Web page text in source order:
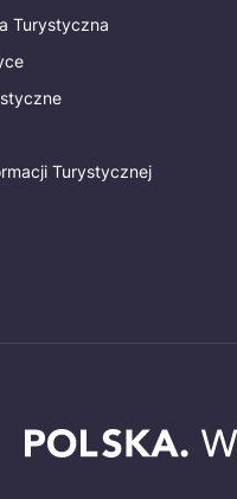
Turystyczna
Turystycznej